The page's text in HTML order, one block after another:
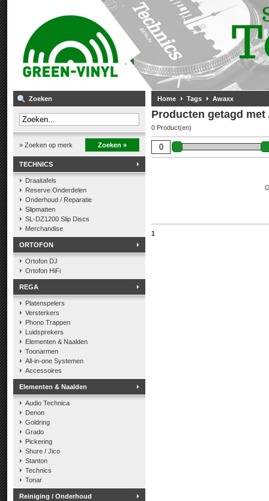
Zoeken
» Zoeken op merk Zoeken »
TECHNICS
Draaitafels
Reserve Onderdelen
Onderhoud / Reparatie
Slipmatten
SL-DZ1200 Slip Discs
Merchandise
ORTOFON
Ortofon DJ
Ortofon HiFi
REGA
Platenspelers
Versterkers
Phono Trappen
Luidsprekers
Elementen & Naalden
Toonarmen
All-in-one Systemen
Accessoires
Elementen & Naalden
Audio Technica
Denon
Goldring
Grado
Pickering
Shure / Jico
Stanton
Technics
Tonar
Reiniging / Onderhoud
Home Tags Awaxx
Producten getagd met
0 Product(en)
1